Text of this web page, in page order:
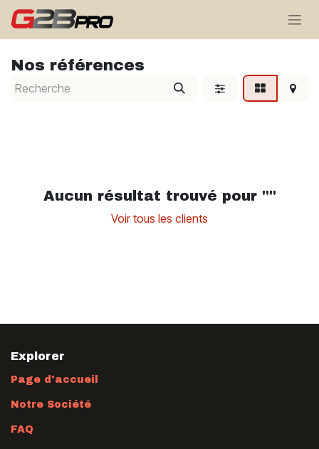
Se rendre au contenu
Nos références
Aucun résultat trouvé pour ""
Voir tous les clients
Explorer
Page d'accueil
Notre Société
FAQ